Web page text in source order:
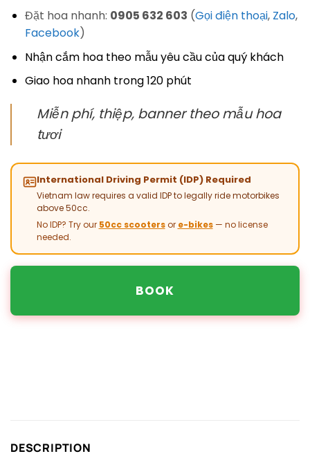
Đặt hoa nhanh: 0905 632 603 (Gọi điện thoại, Zalo,
Facebook)
Nhận cắm hoa theo mẫu yêu cầu của quý khách
Giao hoa nhanh trong 120 phút
Miễn phí, thiệp, banner theo mẫu hoa
tươi
International Driving Permit (IDP) Required
Vietnam law requires a valid IDP to legally ride motorbikes
above 50cc.
No IDP? Try our 50cc scootersor e-bikes— no license
needed.
BOOK
DESCRIPTION